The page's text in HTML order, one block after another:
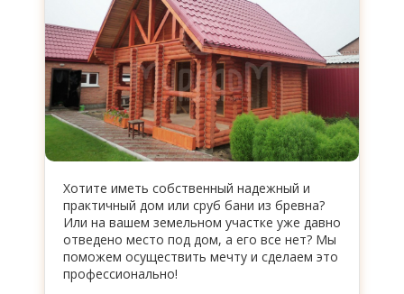
Хотите иметь собственный надежный и
практичный дом или сруб бани из бревна?
Или на вашем земельном участке уже давно
отведено место под дом, а его все нет? Мы
поможем осуществить мечту и сделаем это
профессионально!